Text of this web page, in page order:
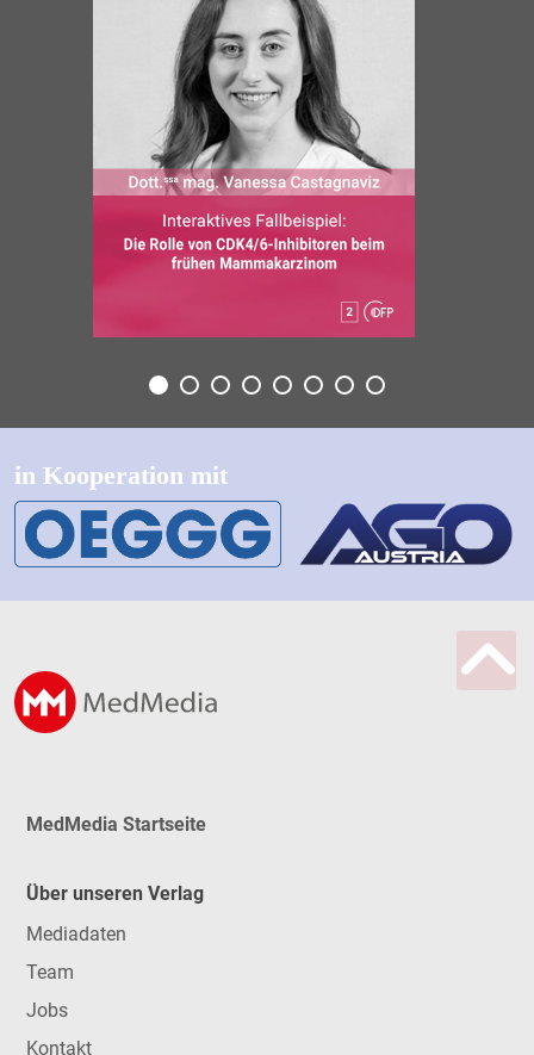
in Kooperation mit
MedMedia Startseite
Über unseren Verlag
Mediadaten
Team
Jobs
Kontakt